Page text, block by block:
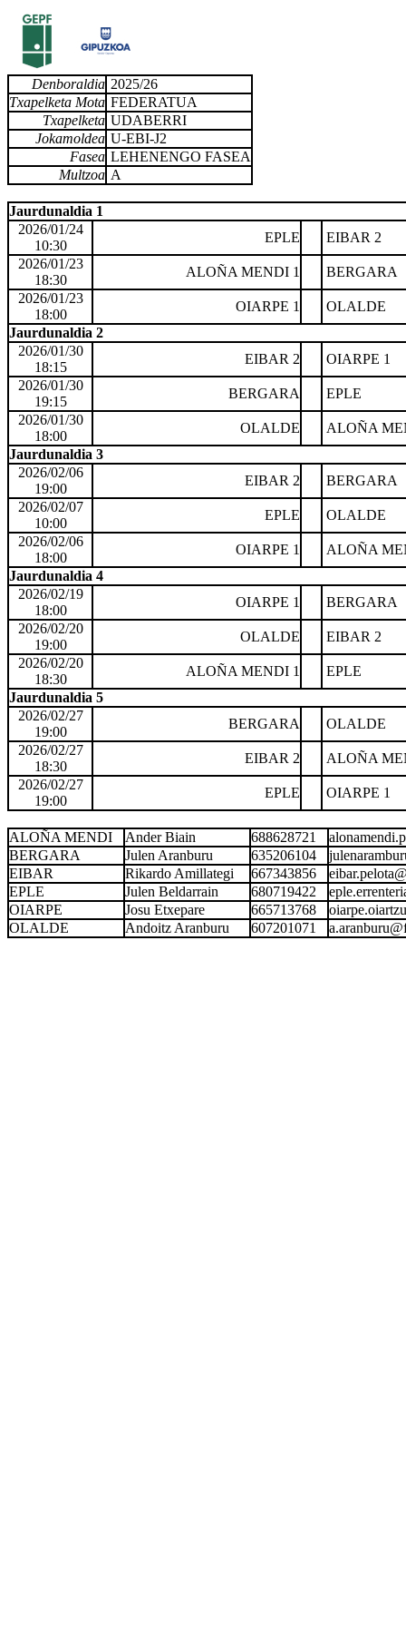
Denboraldia 2025/26
Txapelketa Mota FEDERATUA
Txapelketa UDABERRI
Jokamoldea U-EBI-J2
Fasea LEHENENGO FASEA
Multzoa A
Jaurdunaldia 1
2026/01/24
10:30
EPLE
EIBAR 2
2026/01/23
18:30
ALOÑA MENDI 1
BERGARA
2026/01/23
18:00
OIARPE 1
OLALDE
Jaurdunaldia 2
2026/01/30
18:15
EIBAR 2
OIARPE 1
2026/01/30
19:15
BERGARA
EPLE
2026/01/30
18:00
OLALDE
ALOÑA
Jaurdunaldia 3
2026/02/06
19:00
EIBAR 2
BERGARA
2026/02/07
10:00
EPLE
OLALDE
2026/02/06
18:00
OIARPE 1
ALOÑA
Jaurdunaldia 4
2026/02/19
18:00
OIARPE 1
BERGARA
2026/02/20
19:00
OLALDE
EIBAR 2
2026/02/20
18:30
ALOÑA MENDI 1
EPLE
Jaurdunaldia 5
2026/02/27
19:00
BERGARA
OLALDE
2026/02/27
18:30
EIBAR 2
ALOÑA
2026/02/27
19:00
EPLE OIARPE 1
ALOÑA MENDI Ander Biain 688628721
BERGARA
Julen Aranburu 635206104
EIBAR
Rikardo Amillategi 667343856
EPLE
Julen Beldarrain 680719422
OIARPE
Josu Etxepare 665713768
OLALDE
Andoitz Aranburu 607201071